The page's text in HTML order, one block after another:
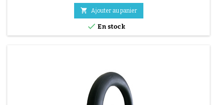
 Ajouter au panier
 En stock